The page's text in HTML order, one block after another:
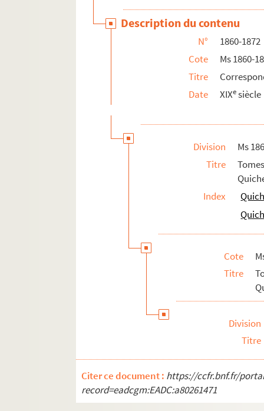
54v. 54 v°
61v. 61 v°
63v. 63 v°
64. 64
65v. 65 v°
66. 66
Description du contenu
N°
1860-1872
Cote
Ms 1860-
Titre
Date
XIXesiècle
Division
Ms
Titre
Index
Cote
Titre
Division
Titre
Citer ce document : https://ccfr.bnf.fr/
record=eadcgm:EADC:a80261471